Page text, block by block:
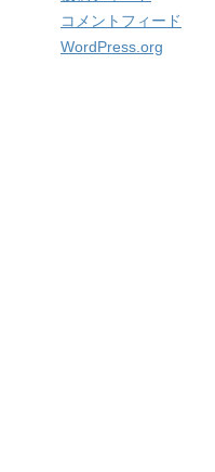
コメントフィード
WordPress.org